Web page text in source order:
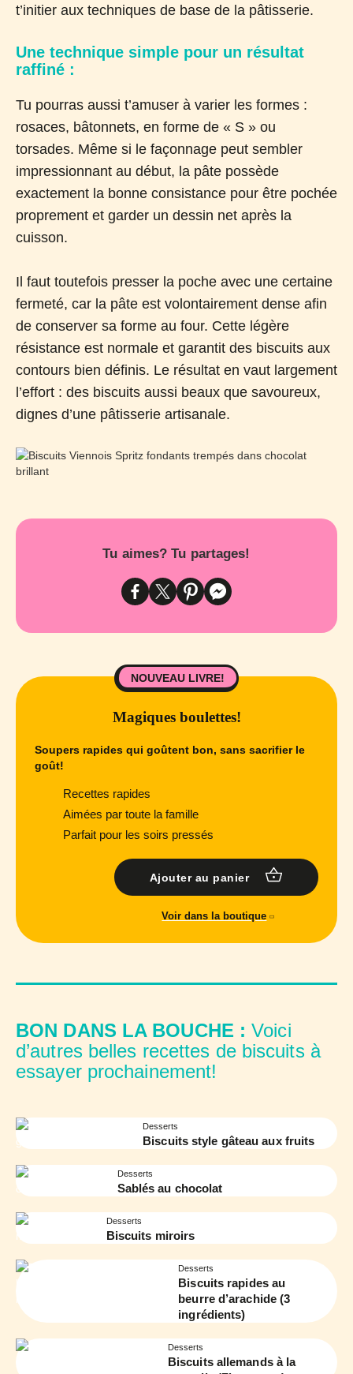
t’initier aux techniques de base de la pâtisserie.
Une technique simple pour un résultat
raffiné :
Tu pourras aussi t’amuser à varier les formes :
rosaces, bâtonnets, en forme de « S » ou
torsades. Même si le façonnage peut sembler
impressionnant au début, la pâte possède
exactement la bonne consistance pour être pochée
proprement et garder un dessin net après la
cuisson.
Il faut toutefois presser la poche avec une certaine
fermeté, car la pâte est volontairement dense afin
de conserver sa forme au four. Cette légère
résistance est normale et garantit des biscuits aux
contours bien définis. Le résultat en vaut largement
l’effort : des biscuits aussi beaux que savoureux,
dignes d’une pâtisserie artisanale.
Tu aimes? Tu partages!
NOUVEAU LIVRE!
Magiques boulettes!
Soupers rapides qui goûtent bon, sans sacrifier le
goût!
Recettes rapides
Aimées par toute la famille
Parfait pour les soirs pressés
Ajouter au panier
Voir dans la boutique
BON DANS LA BOUCHE : Voici
d’autres belles recettes de biscuits à
essayer prochainement!
Desserts
Biscuits style gâteau aux fruits
Desserts
Sablés au chocolat
Desserts
Biscuits miroirs
Desserts
Biscuits rapides au
beurre d’arachide (3
ingrédients)
Desserts
Biscuits allemands à la